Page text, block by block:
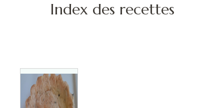
Index des recettes